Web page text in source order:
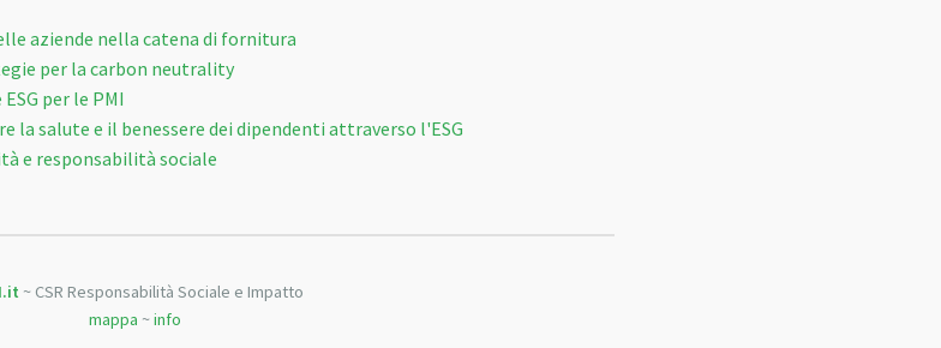
aziende nella catena di fornitura
per la carbon neutrality
per le PMI
la salute e il benessere dei dipendenti attraverso l'ESG
e responsabilità sociale
~ CSR Responsabilità Sociale e Impatto
mappa ~info